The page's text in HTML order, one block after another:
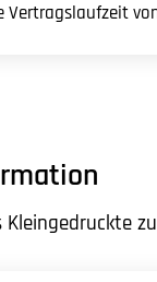
Vertragslaufzeit
Kleingedruckte